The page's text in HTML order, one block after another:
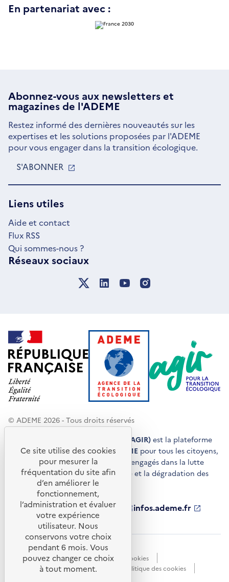
En partenariat avec :
Abonnez-vous aux newsletterset
magazines de l'ADEME
Restez informé des dernières nouveautés sur les
expertises et les solutions proposées par l'ADEME
pour vous engager dans la transition écologique.
S'ABONNER
UNE
Liens utiles
Aide et contact
Flux RSS
Qui sommes-nous ?
Réseaux sociaux
© ADEME 2026 - Tous droits réservés
Agir pour la transition écologique (AGIR) est la plateforme
de conseils et de services de l'ADEME pour tous les citoyens,
acteurs économiques et territoires engagés dans la lutte
contre le réchauffement climatique et la dégradation des
ressources.
ademe.fr
S'ouvre
nouvelle
fenêtre
librairie.ademe.fr
S'ouvre
dans
une
nouvelle
fenêtre
infos.ademe.fr
S'ouvre
nouvelle
ademe.fr/presse
S'ouvre
nouvelle
fenêtre
Accessibilité : non conforme
Données personnelles
Gestion des cookies
Mentions légales
Plan du site
Politique des cookies
Ce site utilise des cookies
pour mesurer la
fréquentation du site afin
d’en améliorer le
fonctionnement,
l’administration et évaluer
votre expérience
utilisateur. Nous
conservons votre choix
pendant 6 mois. Vous
pouvez changer ce choix
à tout moment.